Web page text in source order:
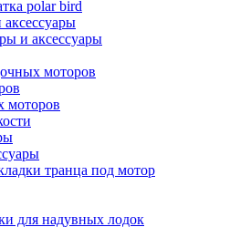
polar bird
и аксессуары
моторов
моторов
транца под мотор
для надувных лодок